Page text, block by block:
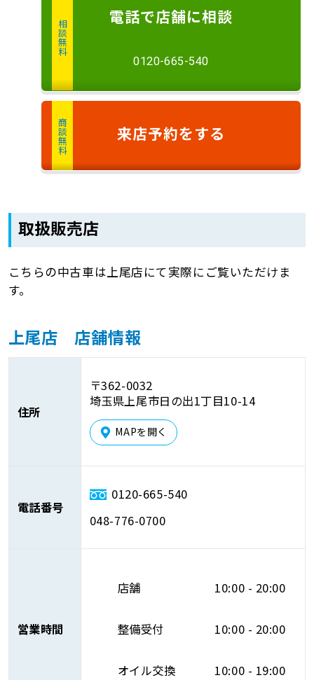
相談無料
電話で店舗に相談
0120-665-540
商談無料 来店予約をする
取扱販売店
こちらの中古車は上尾店にて実際にご覧いただけま
す。
上尾店 店舗情報
住所
〒362-0032
埼玉県上尾市日の出1丁目10-14
MAPを開く
電話番号
0120-665-540
048-776-0700
営業時間
店舗 10:00 - 20:00
整備受付 10:00 - 20:00
オイル交換 10:00 - 19:00